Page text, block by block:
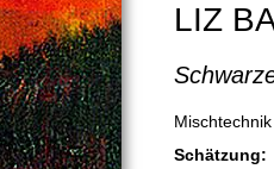
LIZ
Mischtechnik
Schätzung: